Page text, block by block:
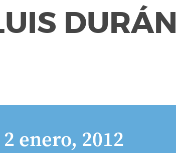
DURÁN
2 enero, 2012